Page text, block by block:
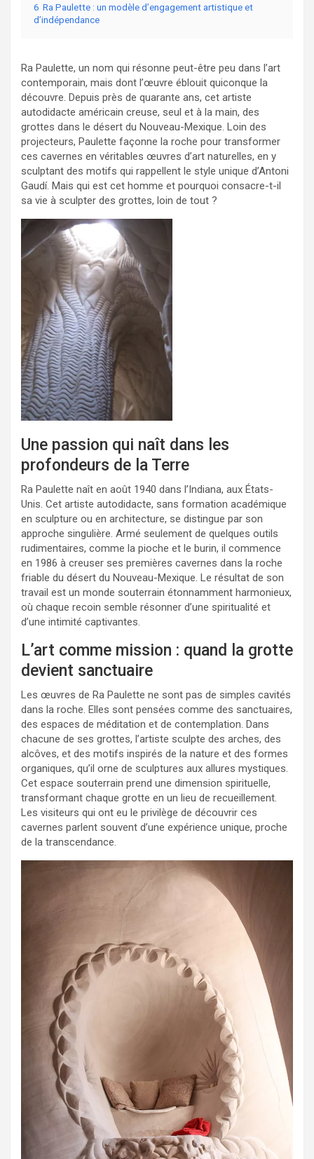
6 Ra Paulette : un modèle d’engagement artistique et
d’indépendance
Ra Paulette, un nom qui résonne peut-être peu dans l’art
contemporain, mais dont l’œuvre éblouit quiconque la
découvre. Depuis près de quarante ans, cet artiste
autodidacte américain creuse, seul et à la main, des
grottes dans le désert du Nouveau-Mexique. Loin des
projecteurs, Paulette façonne la roche pour transformer
ces cavernes en véritables œuvres d’art naturelles, en y
sculptant des motifs qui rappellent le style unique d’Antoni
Gaudí. Mais qui est cet homme et pourquoi consacre-t-il
sa vie à sculpter des grottes, loin de tout ?
Une passion qui naît dans les
profondeurs de la Terre
Ra Paulette naît en août 1940 dans l’Indiana, aux États-
Unis. Cet artiste autodidacte, sans formation académique
en sculpture ou en architecture, se distingue par son
approche singulière. Armé seulement de quelques outils
rudimentaires, comme la pioche et le burin, il commence
en 1986 à creuser ses premières cavernes dans la roche
friable du désert du Nouveau-Mexique. Le résultat de son
travail est un monde souterrain étonnamment harmonieux,
où chaque recoin semble résonner d’une spiritualité et
d’une intimité captivantes.
L’art comme mission : quand la grotte
devient sanctuaire
Les œuvres de Ra Paulette ne sont pas de simples cavités
dans la roche. Elles sont pensées comme des sanctuaires,
des espaces de méditation et de contemplation. Dans
chacune de ses grottes, l’artiste sculpte des arches, des
alcôves, et des motifs inspirés de la nature et des formes
organiques, qu’il orne de sculptures aux allures mystiques.
Cet espace souterrain prend une dimension spirituelle,
transformant chaque grotte en un lieu de recueillement.
Les visiteurs qui ont eu le privilège de découvrir ces
cavernes parlent souvent d’une expérience unique, proche
de la transcendance.